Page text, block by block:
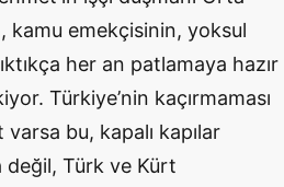
kamu emekçisinin, yoksul
her an patlamaya hazır
Türkiye’nin kaçırmaması
bu, kapalı kapılar
değil, Türk ve Kürt